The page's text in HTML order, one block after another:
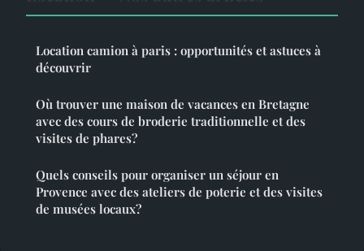
Location camion à paris : opportunités et astuces à
découvrir
Où trouver une maison de vacances en Bretagne
avec des cours de broderie traditionnelle et des
visites de phares?
Quels conseils pour organiser un séjour en
Provence avec des ateliers de poterie et des visites
de musées locaux?